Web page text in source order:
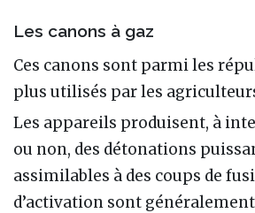
Les canons à gaz
Ces canons sont parmi les
plus utilisés par les
Les appareils produisent, à
ou non, des détonations
assimilables à des coups de
d’activation sont